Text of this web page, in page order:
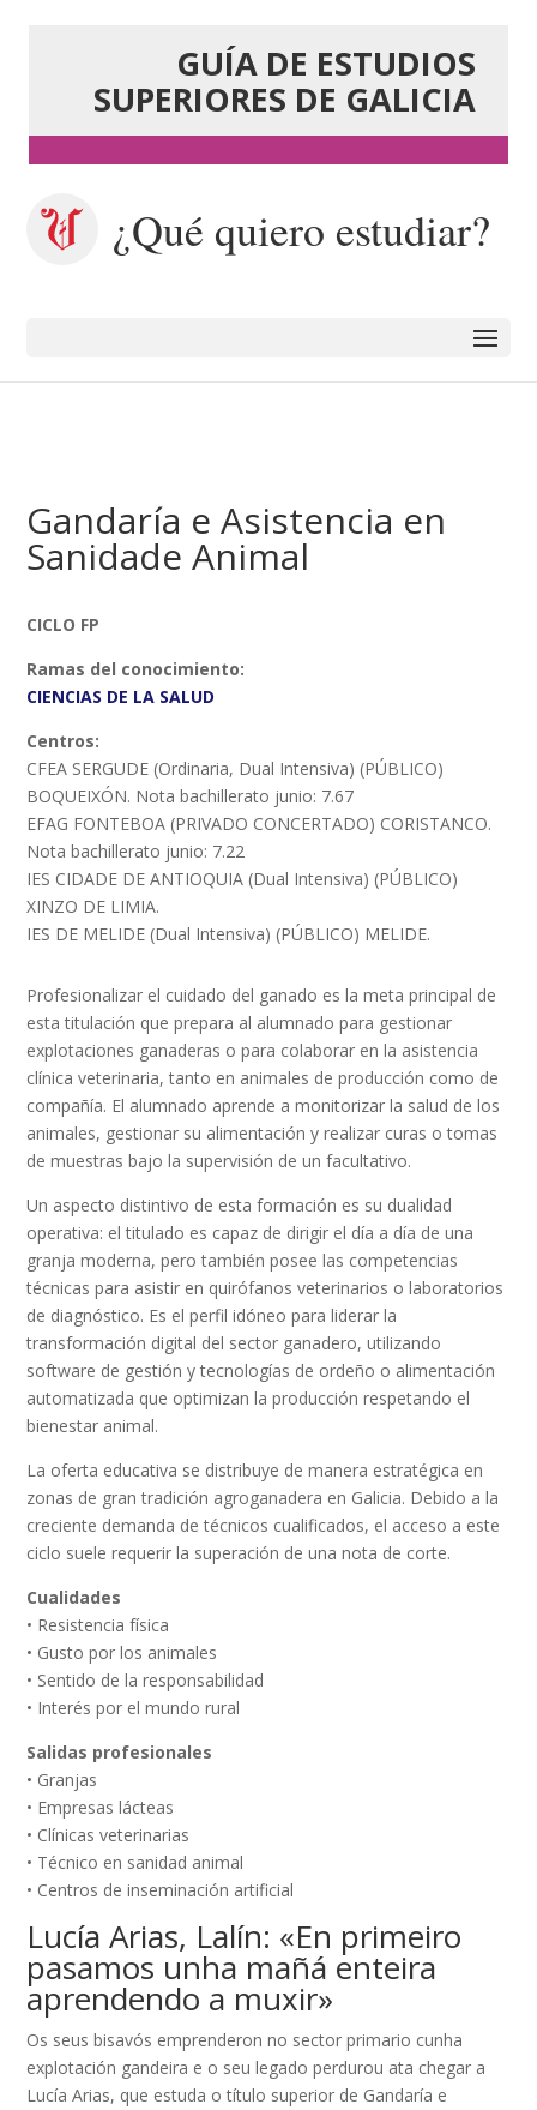
GUÍA DE ESTUDIOS
SUPERIORES DE GALICIA
¿Qué quiero estudiar?
Gandaría e Asistencia en
Sanidade Animal
CICLO FP
Ramas del conocimiento:
CIENCIAS DE LA SALUD
Centros:
CFEA SERGUDE (Ordinaria, Dual Intensiva) (PÚBLICO)
BOQUEIXÓN. Nota bachillerato junio: 7.67
EFAG FONTEBOA (PRIVADO CONCERTADO) CORISTANCO.
Nota bachillerato junio: 7.22
IES CIDADE DE ANTIOQUIA (Dual Intensiva) (PÚBLICO)
XINZO DE LIMIA.
IES DE MELIDE (Dual Intensiva) (PÚBLICO) MELIDE.
Profesionalizar el cuidado del ganado es la meta principal de
esta titulación que prepara al alumnado para gestionar
explotaciones ganaderas o para colaborar en la asistencia
clínica veterinaria, tanto en animales de producción como de
compañía. El alumnado aprende a monitorizar la salud de los
animales, gestionar su alimentación y realizar curas o tomas
de muestras bajo la supervisión de un facultativo.
Un aspecto distintivo de esta formación es su dualidad
operativa: el titulado es capaz de dirigir el día a día de una
granja moderna, pero también posee las competencias
técnicas para asistir en quirófanos veterinarios o laboratorios
de diagnóstico. Es el perfil idóneo para liderar la
transformación digital del sector ganadero, utilizando
software de gestión y tecnologías de ordeño o alimentación
automatizada que optimizan la producción respetando el
bienestar animal.
La oferta educativa se distribuye de manera estratégica en
zonas de gran tradición agroganadera en Galicia. Debido a la
creciente demanda de técnicos cualificados, el acceso a este
ciclo suele requerir la superación de una nota de corte.
Cualidades
• Resistencia física
• Gusto por los animales
• Sentido de la responsabilidad
• Interés por el mundo rural
Salidas profesionales
• Granjas
• Empresas lácteas
• Clínicas veterinarias
• Técnico en sanidad animal
• Centros de inseminación artificial
Lucía Arias, Lalín: «En primeiro
pasamos unha mañá enteira
aprendendo a muxir»
Os seus bisavós emprenderon no sector primario cunha
explotación gandeira e o seu legado perdurou ata chegar a
Lucía Arias, que estuda o título superior de Gandaría e